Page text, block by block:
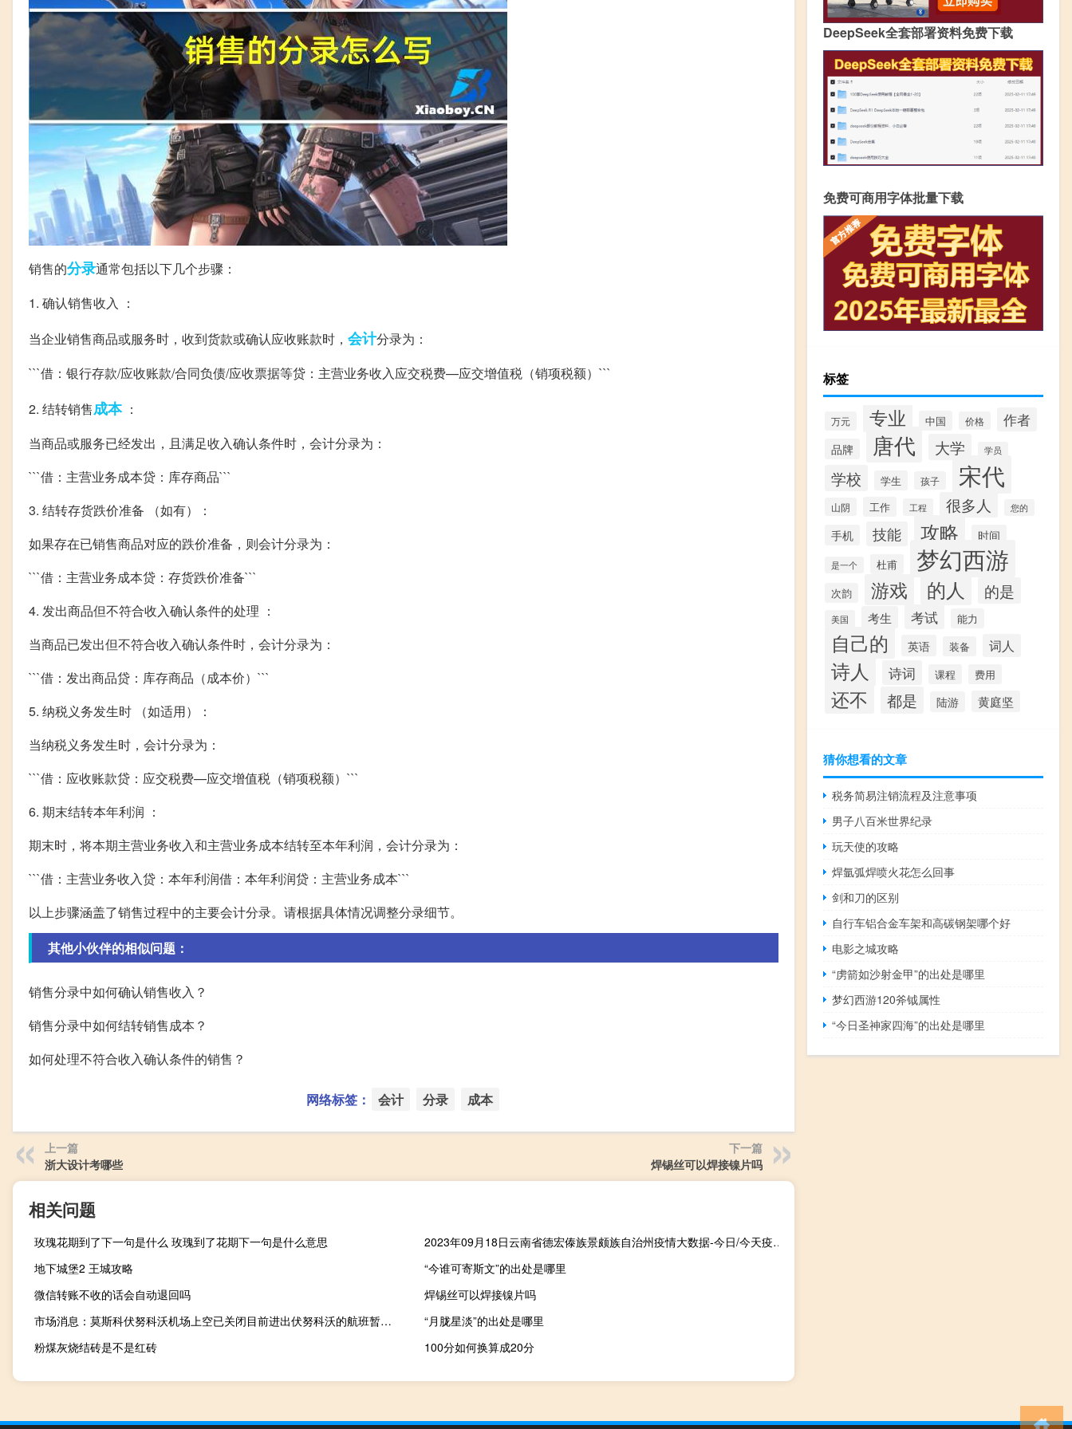
销售的分录通常包括以下几个步骤：
1. 确认销售收入 ：
当企业销售商品或服务时，收到货款或确认应收账款时， 会计分录为：
```借：银行存款/应收账款/合同负债/应收票据等贷：主营业务收入应交税费—应交增值税（销项税额）```
2. 结转销售成本：
当商品或服务已经发出，且满足收入确认条件时，会计分录为：
```借：主营业务成本贷：库存商品```
3. 结转存货跌价准备 （如有）：
如果存在已销售商品对应的跌价准备，则会计分录为：
```借：主营业务成本贷：存货跌价准备```
4. 发出商品但不符合收入确认条件的处理 ：
当商品已发出但不符合收入确认条件时，会计分录为：
```借：发出商品贷：库存商品（成本价）```
5. 纳税义务发生时 （如适用）：
当纳税义务发生时，会计分录为：
```借：应收账款贷：应交税费—应交增值税（销项税额）```
6. 期末结转本年利润 ：
期末时，将本期主营业务收入和主营业务成本结转至本年利润，会计分录为：
```借：主营业务收入贷：本年利润借：本年利润贷：主营业务成本```
以上步骤涵盖了销售过程中的主要会计分录。请根据具体情况调整分录细节。
其他小伙伴的相似问题：
销售分录中如何确认销售收入？
销售分录中如何结转销售成本？
如何处理不符合收入确认条件的销售？
网络标签： 会计 分录 成本
上一篇
浙大设计考哪些
下一篇
焊锡丝可以焊接镍片吗
相关问题
玫瑰花期到了下一句是什么 玫瑰到了花期下一句是什么意思
2023年09月18日云南省德宏傣族景颇族自治州疫情大数据-今日/今天疫情全网搜索最新实时消息动态情况通知播报
地下城堡2 王城攻略
“今谁可寄斯文”的出处是哪里
微信转账不收的话会自动退回吗
焊锡丝可以焊接镍片吗
市场消息：莫斯科伏努科沃机场上空已关闭目前进出伏努科沃的航班暂停均已暂停
“月胧星淡”的出处是哪里
粉煤灰烧结砖是不是红砖
100分如何换算成20分
DeepSeek全套部署资料免费下载
免费可商用字体批量下载
标签
万元 专业 中国 价格 作者
品牌 唐代 大学 学员
学校 学生 孩子 宋代
山阴 工作 工程 很多人 您的
手机 技能 攻略 时间
是一个 杜甫 梦幻西游
次韵 游戏 的人 的是
美国 考生 考试 能力
自己的 英语 装备 词人
诗人 诗词 课程 费用
还不 都是 陆游 黄庭坚
猜你想看的文章
税务简易注销流程及注意事项
男子八百米世界纪录
玩天使的攻略
焊氩弧焊喷火花怎么回事
剑和刀的区别
自行车铝合金车架和高碳钢架哪个好
电影之城攻略
“虏箭如沙射金甲”的出处是哪里
梦幻西游120斧钺属性
“今日圣神家四海”的出处是哪里